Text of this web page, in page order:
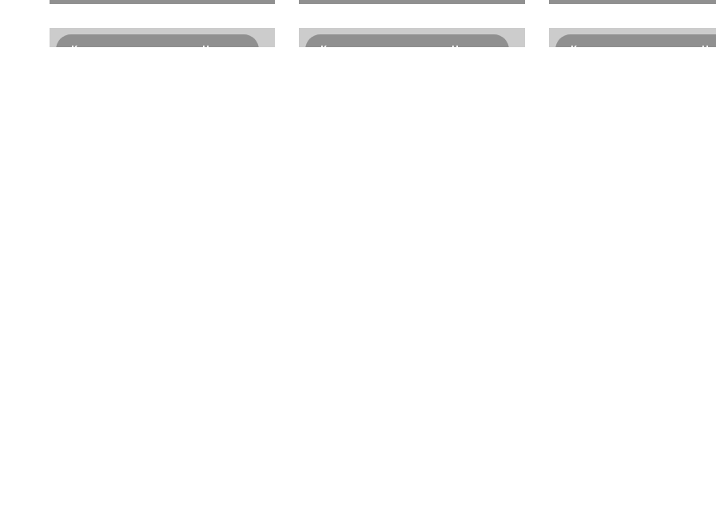
Криминальные новости Новосибирска и Сибирского региона Криминальные новости Новосибирска и Сибирского региона